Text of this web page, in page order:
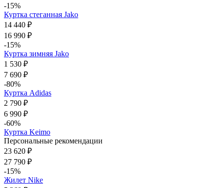
-15%
Куртка стеганная Jako
14 440 ₽
16 990 ₽
-15%
Куртка зимняя Jako
1 530 ₽
7 690 ₽
-80%
Куртка Adidas
2 790 ₽
6 990 ₽
-60%
Куртка Keimo
Персональные рекомендации
23 620 ₽
27 790 ₽
-15%
Жилет Nike